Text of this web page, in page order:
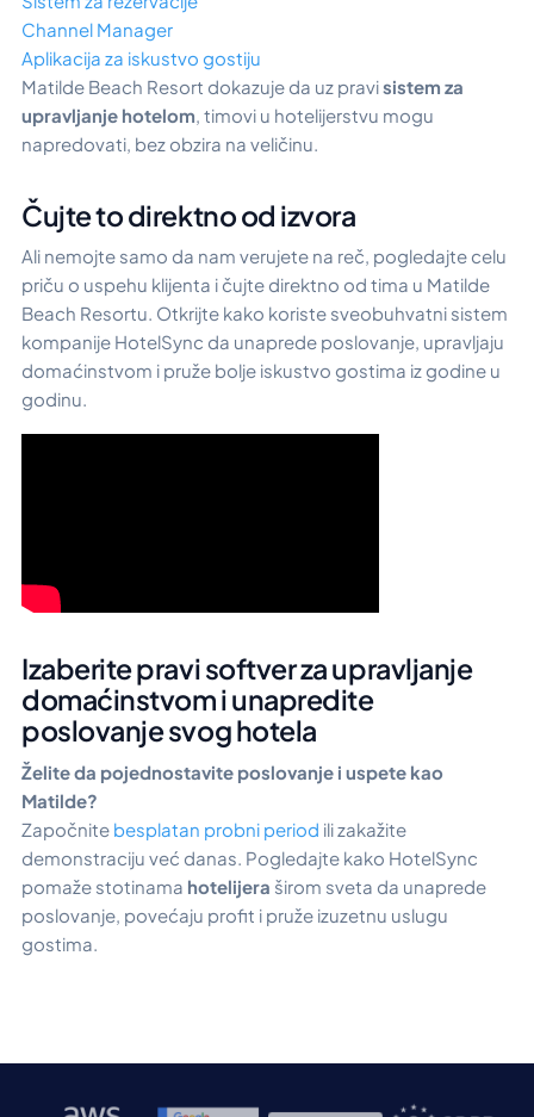
Channel Manager
Aplikacija za iskustvo gostiju
Matilde Beach Resort dokazuje da uz pravisistem za
upravljanje hotelom, timovi u hotelijerstvu mogu
napredovati, bez obzira na veličinu.
Čujte to direktno od izvora
Ali nemojte samo da nam verujete na reč, pogledajte celu
priču o uspehu klijenta i čujte direktno od tima u Matilde
Beach Resortu. Otkrijte kako koriste sveobuhvatni sistem
kompanije HotelSync da unaprede poslovanje, upravljaju
domaćinstvom i pruže bolje iskustvo gostima iz godine u
godinu.
Izaberite pravi softver za upravljanje
domaćinstvom i unapredite
poslovanje svog hotela
Želite da pojednostavite poslovanje i uspete kao
Matilde?
Započnite besplatan probni period ili zakažite
demonstraciju već danas. Pogledajte kako HotelSync
pomaže stotinama hotelijera širom sveta da unaprede
poslovanje, povećaju profit i pruže izuzetnu uslugu
gostima.